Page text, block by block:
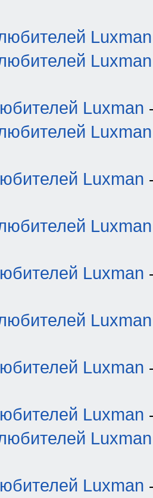
Luxman
Luxman
Luxman
Luxman
Luxman
Luxman
Luxman
Luxman
Luxman
Luxman
Luxman
Luxman